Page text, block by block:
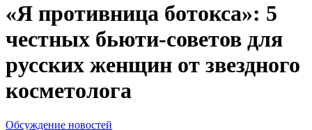
«Я противница ботокса»: 5
честных бьюти-советов для
русских женщин от звездного
косметолога
Обсуждение новостей